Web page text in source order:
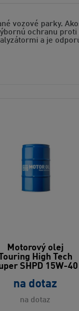
vozové parky.
ochranu
a je
Motorový olej
High Tech
SHPD 15W-40
na dotaz
na dotaz